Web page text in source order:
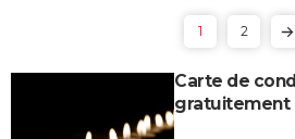
1 2
Carte de
gratuitement